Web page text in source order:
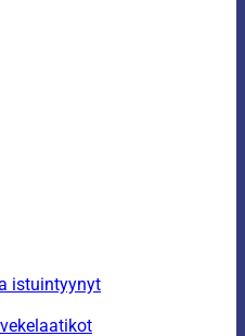
istuintyynyt